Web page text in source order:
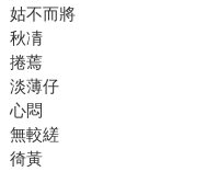
姑不而將
秋凊
捲蔫
淡薄仔
心悶
無較縒
徛黃